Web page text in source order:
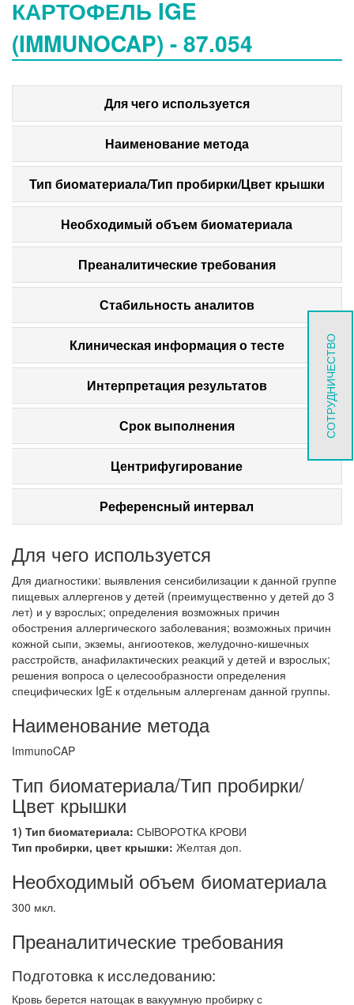
КАРТОФЕЛЬ IGE
(IMMUNOCAP) - 87.054
Для чего используется
Наименование метода
Тип биоматериала/Тип пробирки/Цвет крышки
Необходимый объем биоматериала
Преаналитические требования
Стабильность аналитов
Клиническая информация о тесте
Интерпретация результатов
Срок выполнения
Центрифугирование
Референсный интервал
Для чего используется
Для диагностики: выявления сенсибилизации к данной группе
пищевых аллергенов у детей (преимущественно у детей до 3
лет) и у взрослых; определения возможных причин
обострения аллергического заболевания; возможных причин
кожной сыпи, экземы, ангиоотеков, желудочно-кишечных
расстройств, анафилактических реакций у детей и взрослых;
решения вопроса о целесообразности определения
специфических IgE к отдельным аллергенам данной группы.
Наименование метода
ImmunoCAP
Тип биоматериала/Тип пробирки/
Цвет крышки
1) Тип биоматериала: СЫВОРОТКА КРОВИ
Тип пробирки, цвет крышки: Желтая доп.
Необходимый объем биоматериала
300 мкл.
Преаналитические требования
Подготовка к исследованию:
Кровь берется натощак в вакуумную пробирку с
СОТРУДНИЧЕСТВО